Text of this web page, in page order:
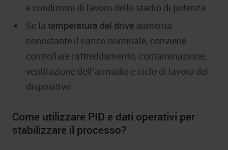
e condizioni di lavoro dello stadio di potenza.
Se la temperatura del drive aumenta
nonostante il carico nominale, conviene
controllare raffreddamento, contaminazione,
ventilazione dell’armadio e ciclo di lavoro del
dispositivo.
Come utilizzare PID e dati operativi per
stabilizzare il processo?